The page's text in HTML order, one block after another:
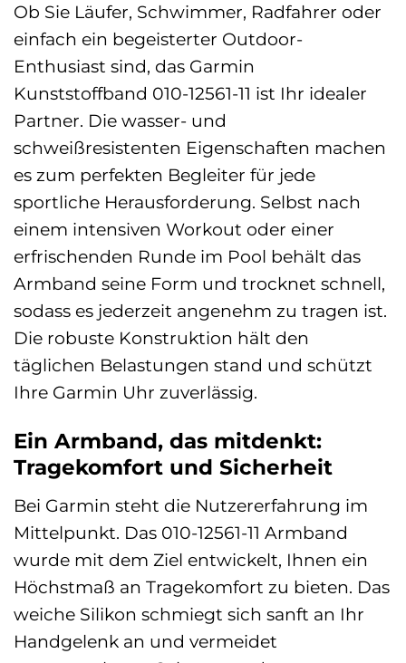
Ob Sie Läufer, Schwimmer, Radfahrer oder
einfach ein begeisterter Outdoor-
Enthusiast sind, das Garmin
Kunststoffband 010-12561-11 ist Ihr idealer
Partner. Die wasser- und
schweißresistenten Eigenschaften machen
es zum perfekten Begleiter für jede
sportliche Herausforderung. Selbst nach
einem intensiven Workout oder einer
erfrischenden Runde im Pool behält das
Armband seine Form und trocknet schnell,
sodass es jederzeit angenehm zu tragen ist.
Die robuste Konstruktion hält den
täglichen Belastungen stand und schützt
Ihre Garmin Uhr zuverlässig.
Ein Armband, das mitdenkt:
Tragekomfort und Sicherheit
Bei Garmin steht die Nutzererfahrung im
Mittelpunkt. Das 010-12561-11 Armband
wurde mit dem Ziel entwickelt, Ihnen ein
Höchstmaß an Tragekomfort zu bieten. Das
weiche Silikon schmiegt sich sanft an Ihr
Handgelenk an und vermeidet